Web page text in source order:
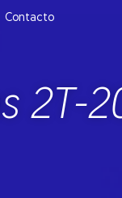
Contacto
2T-